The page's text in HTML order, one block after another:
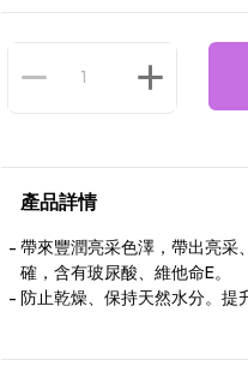
產品詳情
帶來豐潤亮采色澤，帶出亮采
確，含有玻尿酸、維他命E。
防止乾燥、保持天然水分。提